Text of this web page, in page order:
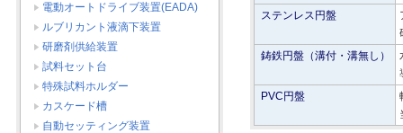
ステンレス円盤
鋳鉄円盤（溝付・溝無し）
PVC円盤
電動オートドライブ装置(EADA)
ルブリカント液滴下装置
研磨剤供給装置
試料セット台
特殊試料ホルダー
カスケード槽
自動セッティング装置